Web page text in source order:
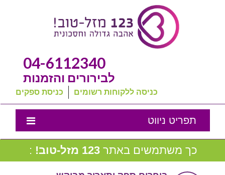
04-6112340
לבירורים והזמנות
כניסת ספקים כניסה ללקוחות רשומים
תפריט ניווט
אמנת השירות
נבחרת המומלצים שלנו
כך משתמשים באתר 123 מזל-טוב! :